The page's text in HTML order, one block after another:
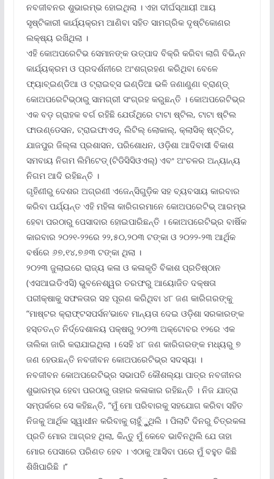
ନବଜୀବନର ଶୁଭାରମ୍ଭ ହୋଇଥିଲା । ଏହା ଦୀର୍ଘସ୍ଥାୟୀ ଆୟ
ସୃଷ୍ଟିକାରୀ କାର୍ଯ୍ୟକ୍ରମ ଆଣିବା ସହିତ ସାମଗ୍ରିକ ଦୃଷ୍ଟିକୋଣର
ଲକ୍ଷ୍ୟ ରଖିଥିଲା ।
ଏହି କୋଅପରେଟିଭ ସେମାନଙ୍କ ଉତ୍ପାଦ ବିକ୍ରି କରିବା ଲାଗି ବିଭିନ୍ନ
କାର୍ଯ୍ୟକ୍ରମ ଓ ପ୍ରଦର୍ଶନୀରେ ଅଂଶଗ୍ରହଣ କରିଥିବା ବେଳେ
ଫ୍ୟାବ୍‌ଇଣ୍ଡିଆ ଓ ଟ୍ରାଇବ୍‌ସ ଇଣ୍ଡିଆ ଭଳି ଜଣାଣୁଣା ବ୍ରାଣ୍ଡ୍
କୋଅପରେଟିଭ୍‌ଠାରୁ ସାମଗ୍ରୀ ସଂଗ୍ରହ କରୁଛନ୍ତି । କୋଅପରେଟିଭ୍‌ର
ଏକ ବଡ଼ ଗ୍ରାହକ ବର୍ଗ ରହିଛି ଯେଉଁଥିରେ ଟାଟା ଷ୍ଟିଲ, ଟାଟା ଷ୍ଟିଲ
ଫାଉଣ୍ଡେସନ, ଟ୍ରାଇଫାଏଡ୍‌, ଲିଟିଲ୍ ଲୋକାଲ୍‌, କ୍ଲାସିକ୍ ଷ୍ଟ୍ରିଟ୍‌,
ଯାଜପୁର ଜିଲ୍ଳା ପ୍ରଶାସନ, ପରିଶୋଧନ, ଓଡ଼ିଶା ଆଦିବାସୀ ବିକାଶ
ସମବାୟ ନିଗମ ଲିମିଟେଡ୍ (ଟିଡିସିସିଓଏଲ୍‌) ଏବଂ ଅଂଚଳର ଅନ୍ୟାନ୍ୟ
ନିଗମ ଆଦି ରହିଛନ୍ତି ।
ଗୃହିଣୀରୁ ଦେଶର ଅଗ୍ରଣୀ ଏଜେନ୍ସିଗୁଡ଼ିକ ସହ ବ୍ୟବସାୟ କାରବାର
କରିବା ପର୍ଯ୍ୟନ୍ତ ଏହି ମହିଳା କାରିଗରମାନେ କୋଅପରେଟିଭ୍ ଆରମ୍ଭ
ହେବା ପରଠାରୁ ପେସାଦାର ହୋଇପାରିଛନ୍ତି । କୋଅପରେଟିଭ୍‌ର ବାର୍ଷିକ
କାରବାର ୨୦୨୧-୨୨ରେ ୨୨,୫୦,୨୦୩ ଟଙ୍କା ଓ ୨୦୨୨-୨୩ ଆର୍ଥିକ
ବର୍ଷରେ ୬୭,୧୪,୭୬୩ ଟଙ୍କା ଥିଲା ।
୨୦୨୩ ଜୁଲାଇରେ ରାଜ୍ୟ କଳା ଓ କଳାକୃତି ବିକାଶ ପ୍ରତିଷ୍ଠାନ
(ଏସଆଇଡିଏସି) ଭୁବନେଶ୍ୱର ତରଫରୁ ଆୟୋଜିତ ଦକ୍ଷତା
ପରୀକ୍ଷାକୁ ସଫଳତାର ସହ ପୂରଣ କରିଥିବା ୪୮ ଜଣ କାରିଗରଙ୍କୁ
“ମାଷ୍ଟର କ୍ରାଫ୍ଟସପର୍ସନ’ଭାବେ ମାନ୍ୟତା ଦେଇ ଓଡ଼ିଶା ସରକାରଙ୍କ
ହସ୍ତତନ୍ତ ନିର୍ଦ୍ଦେଶାଳୟ ପକ୍ଷରୁ ୨୦୨୩ ଅକ୍ଟୋବର ୧୨ରେ ଏକ
ତାଲିକା ଜାରି କରାଯାଇଥିଲା । ସେହି ୪୮ ଜଣ କାରିଗରଙ୍କ ମଧ୍ୟରୁ ୭
ଜଣ ହେଉଛନ୍ତି ନବଜୀବନ କୋଅପରେଟିଭ୍‌ର ସଦସ୍ୟା ।
ନବଜୀବନ କୋଅପରେଟିଭ୍‌ର ସଭାପତି କୌଶଲ୍ୟା ପାତ୍ର ନବଜୀନର
ଶୁଭାରମ୍ଭ ହେବା ପରଠାରୁ ତାହାର କଳାକାର ରହିଛନ୍ତି । ନିଜ ଯାତ୍ରା
ସମ୍ପର୍କରେ ସେ କହିଛନ୍ତି, “ମୁଁ ମୋ ପରିବାରକୁ ସହଯୋଗ କରିବା ସହିତ
ନିଜକୁ ଆର୍ଥିକ ସ୍ୱାଧୀନ କରିବାକୁ ଚାହୁଁୁୁଥିଲି । ପିଲାଟି ଦିନରୁ ଚିତ୍ରକଳା
ପ୍ରତି ମୋର ଆଗ୍ରହ ଥିଲା, କିନ୍ତୁ ମୁଁ କେବେ ଭାବିନଥିଲି ଯେ ତାହା
ମୋର ପେସାରେ ପରିଣତ ହେବ । ଏଠାକୁ ଆସିବା ପରେ ମୁଁ ବହୁତ କିଛି
ଶିଖିପାରିଛି ।’’